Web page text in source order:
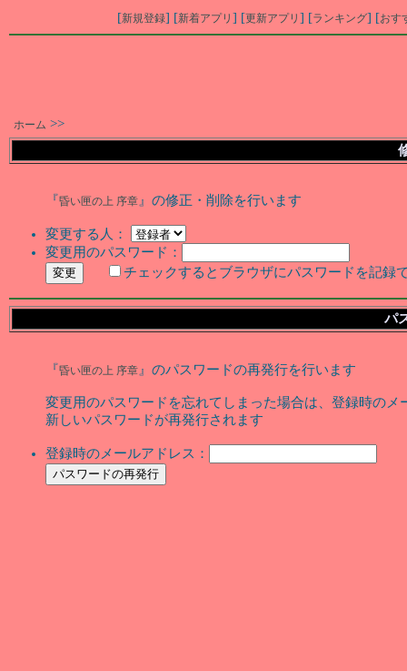
[新規登録] [新着アプリ ] [更新アプリ ] [ランキング] [おす
ホーム >>
『昏い匣の上 序章』の修正・削除を行います
変更する人：
変更用のパスワード：
チェックするとブラウザにパスワードを記録
パ
『昏い匣の上 序章 』のパスワードの再発行を行います
変更用のパスワードを忘れてしまった場合は、登録時のメ
新しいパスワードが再発行されます
登録時のメールアドレス：